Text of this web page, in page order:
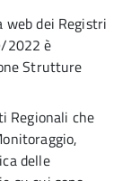
dei Registri
2022 è
Strutture
Regionali che
delle